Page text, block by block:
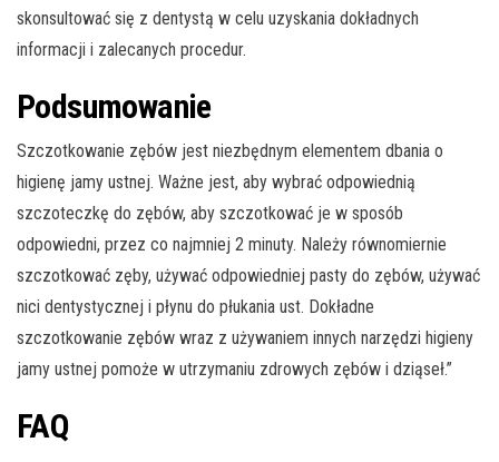
skonsultować się z dentystą w celu uzyskania dokładnych
informacji i zalecanych procedur.
Podsumowanie
Szczotkowanie zębów jest niezbędnym elementem dbania o
higienę jamy ustnej. Ważne jest, aby wybrać odpowiednią
szczoteczkę do zębów, aby szczotkować je w sposób
odpowiedni, przez co najmniej 2 minuty. Należy równomiernie
szczotkować zęby, używać odpowiedniej pasty do zębów, używać
nici dentystycznej i płynu do płukania ust. Dokładne
szczotkowanie zębów wraz z używaniem innych narzędzi higieny
jamy ustnej pomoże w utrzymaniu zdrowych zębów i dziąseł.”
FAQ